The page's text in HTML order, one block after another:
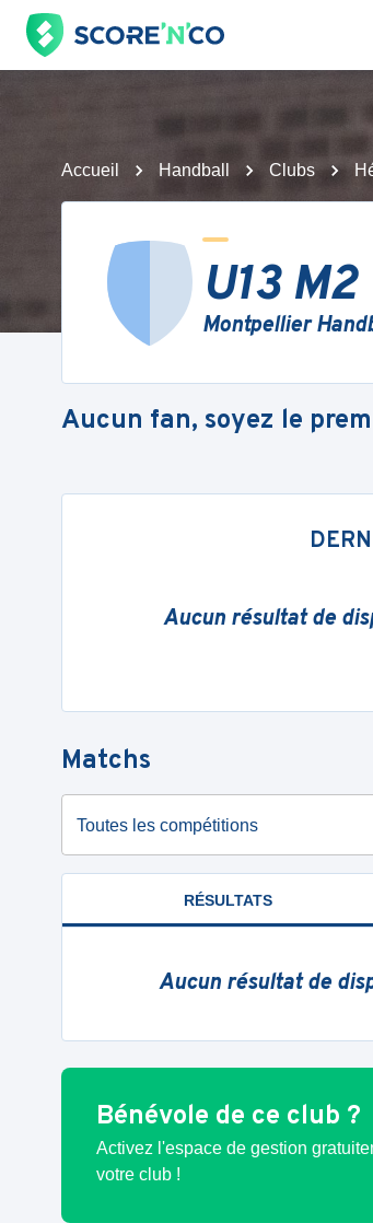
Accueil Handball Clubs
U13 M2
Montpellier
Aucun fan, soyez le
Aucun résultat de
Matchs
Toutes les compétitions
RÉSULTATS
Aucun résultat de
Bénévole de ce club ?
Activez l'espace de gestion
votre club !